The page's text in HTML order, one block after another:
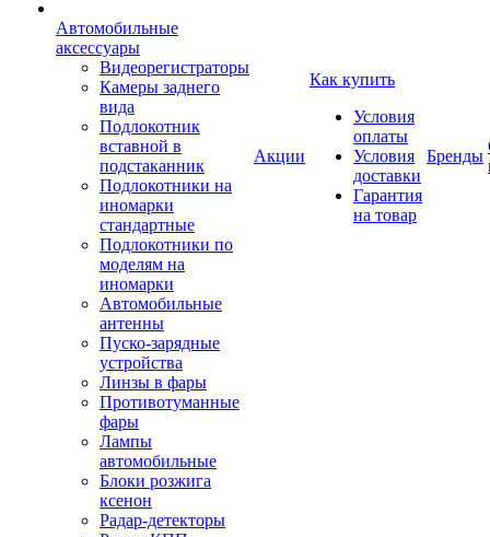
Автомобильные
аксессуары
Видеорегистраторы
Камеры заднего
вида
Подлокотник
вставной в
подстаканник
Подлокотники на
иномарки
стандартные
Подлокотники по
моделям на
иномарки
Автомобильные
антенны
Пуско-зарядные
устройства
Линзы в фары
Противотуманные
фары
Лампы
автомобильные
Блоки розжига
ксенон
Радар-детекторы
Акции
Как купить
Условия
оплаты
Условия
доставки
Гарантия
на товар
Бренды